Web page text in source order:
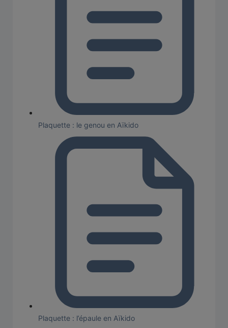
Plaquette : le genou en Aïkido
Plaquette : l’épaule en Aïkido